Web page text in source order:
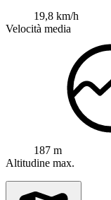
19,8 km/h
Velocità media
187 m
Altitudine max.